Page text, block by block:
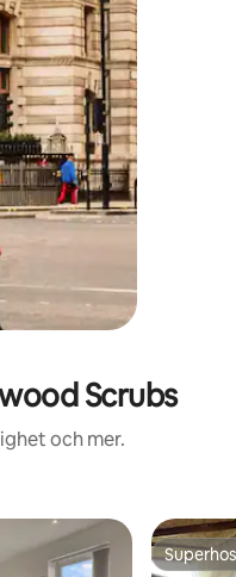
Scrubs
och mer.